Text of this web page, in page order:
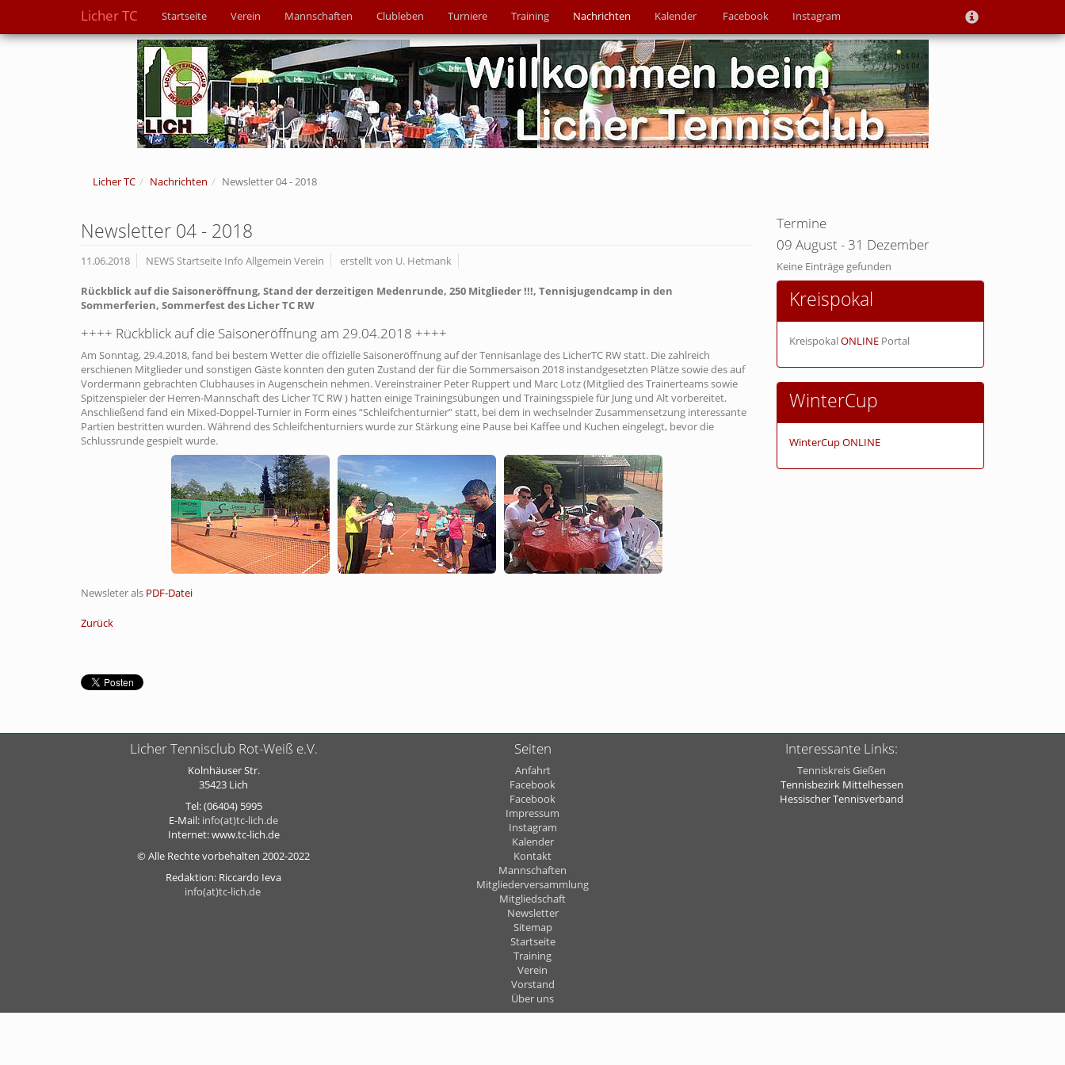
Licher TC Startseite Verein Mannschaften Clubleben Turniere Training Nachrichten Kalender Facebook Instagram
Licher TC Nachrichten Newsletter 04 - 2018
Termine
09 August - 31 Dezember
Keine Einträge gefunden
Kreispokal
KreispokalONLINEPortal
WinterCup
WinterCup ONLINE
Newsletter 04 - 2018
11.06.2018 NEWS Startseite Info Allgemein Verein erstellt von U. Hetmank
Rückblick auf die Saisoneröffnung, Stand der derzeitigen Medenrunde, 250 Mitglieder !!!, Tennisjugendcamp in den
Sommerferien, Sommerfest des Licher TC RW
++++ Rückblick auf die Saisoneröffnung am 29.04.2018 ++++
Am Sonntag, 29.4.2018, fand bei bestem Wetter die offizielle Saisoneröffnung auf der Tennisanlage des LicherTC RW statt. Die zahlreich
erschienen Mitglieder und sonstigen Gäste konnten den guten Zustand der für die Sommersaison 2018 instandgesetzten Plätze sowie des auf
Vordermann gebrachten Clubhauses in Augenschein nehmen. Vereinstrainer Peter Ruppert und Marc Lotz (Mitglied des Trainerteams sowie
Spitzenspieler der Herren-Mannschaft des Licher TC RW ) hatten einige Trainingsübungen und Trainingsspiele für Jung und Alt vorbereitet.
Anschließend fand ein Mixed-Doppel-Turnier in Form eines “Schleifchenturnier” statt, bei dem in wechselnder Zusammensetzung interessante
Partien bestritten wurden. Während des Schleifchenturniers wurde zur Stärkung eine Pause bei Kaffee und Kuchen eingelegt, bevor die
Schlussrunde gespielt wurde.
Newsleter als PDF-Datei
Zurück
Licher Tennisclub Rot-Weiß e.V.
Kolnhäuser Str.
35423 Lich
Tel: (06404) 5995
E-Mail: info(at)tc-lich.de
Internet: www.tc-lich.de
© Alle Rechte vorbehalten 2002-2022
Redaktion: Riccardo Ieva
info(at)tc-lich.de
Seiten
Anfahrt
Facebook
Facebook
Impressum
Instagram
Kalender
Kontakt
Mannschaften
Mitgliederversammlung
Mitgliedschaft
Newsletter
Sitemap
Startseite
Training
Verein
Vorstand
Über uns
Interessante Links:
Tenniskreis Gießen
Tennisbezirk Mittelhessen
Hessischer Tennisverband